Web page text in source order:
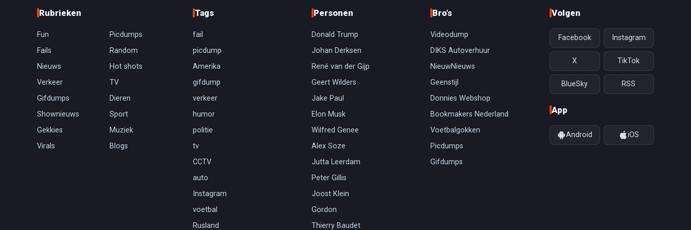
Rubrieken
Fun
Picdumps
Fails
Random
Nieuws
Hot shots
Verkeer
TV
Gifdumps
Dieren
Shownieuws
Sport
Gekkies
Muziek
Virals
Blogs
Tags
fail
picdump
Amerika
gifdump
verkeer
humor
politie
tv
CCTV
auto
Instagram
voetbal
Rusland
Personen
Donald Trump
Johan Derksen
René van der Gijp
Geert Wilders
Jake Paul
Elon Musk
Wilfred Genee
Alex Soze
Jutta Leerdam
Peter Gillis
Joost Klein
Gordon
Thierry Baudet
Bro's
Videodump
DIKS Autoverhuur
NieuwNieuws
Geenstijl
Donnies Webshop
Bookmakers Nederland
Voetbalgokken
Picdumps
Gifdumps
Volgen
Facebook Instagram
X TikTok
BlueSky RSS
App
Android iOS